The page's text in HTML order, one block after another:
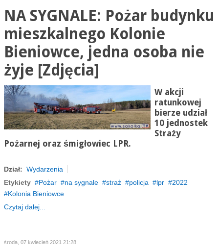
NA SYGNALE: Pożar budynku
mieszkalnego Kolonie
Bieniowce, jedna osoba nie
żyje [Zdjęcia]
W akcji
ratunkowej
bierze udział
10 jednostek
Straży
Pożarnej oraz śmigłowiec LPR.
Dział: Wydarzenia
Etykiety
Pożar na sygnale straż policja lpr
2022
Kolonia Bieniowce
Czytaj dalej...
środa, 07 kwiecień 2021 21:28